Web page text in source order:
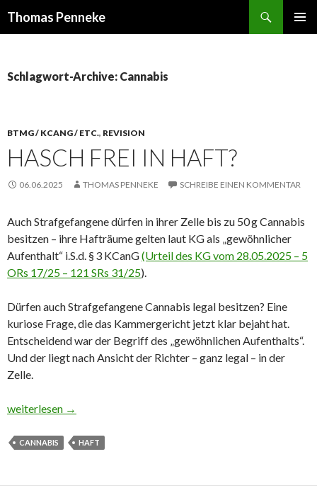
Thomas Penneke
Schlagwort-Archive: Cannabis
BTMG / KCANG / ETC., REVISION
HASCH FREI IN HAFT?
06.06.2025 THOMAS PENNEKE SCHREIBE EINEN KOMMENTAR
Auch Strafgefangene dürfen in ihrer Zelle bis zu 50 g Cannabis
besitzen – ihre Hafträume gelten laut KG als „gewöhnlicher
Aufenthalt“ i.S.d. § 3 KCanG(Urteil des KG vom 28.05.2025 – 5
ORs 17/25 – 121 SRs 31/25).
Dürfen auch Strafgefangene Cannabis legal besitzen? Eine
kuriose Frage, die das Kammergericht jetzt klar bejaht hat.
Entscheidend war der Begriff des „gewöhnlichen Aufenthalts“.
Und der liegt nach Ansicht der Richter – ganz legal – in der
Zelle.
Hasch frei in Haft?
weiterlesen →
CANNABIS HAFT